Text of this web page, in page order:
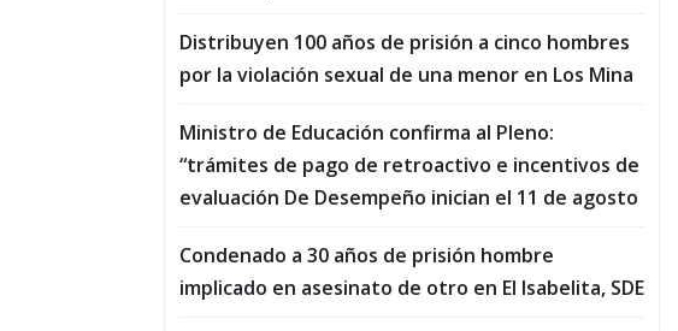
Distribuyen 100 años de prisión a cinco hombres
por la violación sexual de una menor en Los Mina
Ministro de Educación confirma al Pleno:
“trámites de pago de retroactivo e incentivos de
evaluación De Desempeño inician el 11 de agosto
Condenado a 30 años de prisión hombre
implicado en asesinato de otro en El Isabelita, SDE